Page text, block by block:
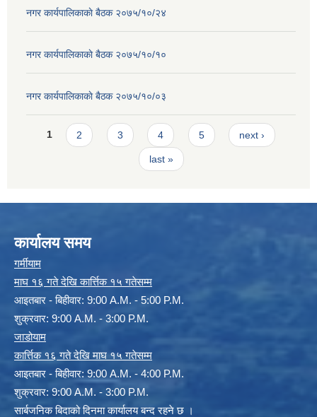
नगर कार्यपालिकाकाे बैठक २०७५/१०/२४
नगर कार्यपालिकाकाे बैठक २०७५/१०/१०
नगर कार्यपालिकाकाे बैठक २०७५/१०/०३
Pages
1 2 3 4 5 next ›
last »
कार्यालय समय
गर्मीयाम
माघ १६ गते देखि कार्त्तिक १५ गतेसम्म
आइतबार - बिहीवार: 9:00 A.M. - 5:00 P.M.
शुक्रवार: 9:00 A.M. - 3:00 P.M.
जाडोयाम
कार्त्तिक १६ गते देखि माघ १५ गतेसम्म
आइतबार - बिहीवार: 9:00 A.M. - 4:00 P.M.
शुक्रवार: 9:00 A.M. - 3:00 P.M.
सार्बजनिक बिदाको दिनमा कार्यालय बन्द रहने छ ।